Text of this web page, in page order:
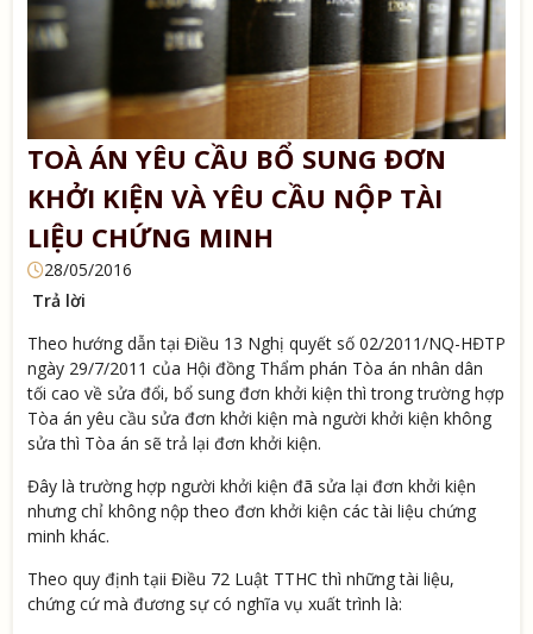
TOÀ ÁN YÊU CẦU BỔ SUNG ĐƠN
KHỞI KIỆN VÀ YÊU CẦU NỘP TÀI
LIỆU CHỨNG MINH
28/05/2016
Trả lời
Theo hướng dẫn tại Điều 13 Nghị quyết số 02/2011/NQ-HĐTP
ngày 29/7/2011 của Hội đồng Thẩm phán Tòa án nhân dân
tối cao về sửa đổi, bổ sung đơn khởi kiện thì trong trường hợp
Tòa án yêu cầu sửa đơn khởi kiện mà người khởi kiện không
sửa thì Tòa án sẽ trả lại đơn khởi kiện.
Đây là trường hợp người khởi kiện đã sửa lại đơn khởi kiện
nhưng chỉ không nộp theo đơn khởi kiện các tài liệu chứng
minh khác.
Theo quy định tạii Điều 72 Luật TTHC thì những tài liệu,
chứng cứ mà đương sự có nghĩa vụ xuất trình là: